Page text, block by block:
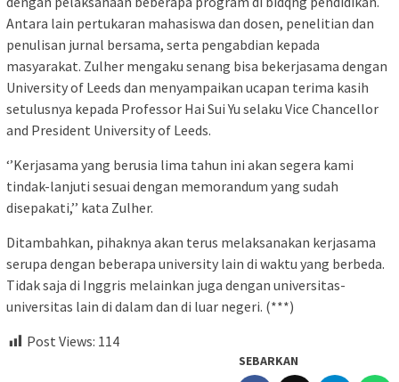
Antara lain pertukaran mahasiswa dan dosen, penelitian dan
penulisan jurnal bersama, serta pengabdian kepada
masyarakat. Zulher mengaku senang bisa bekerjasama dengan
University of Leeds dan menyampaikan ucapan terima kasih
setulusnya kepada Professor Hai Sui Yu selaku Vice Chancellor
and President University of Leeds.
‘’Kerjasama yang berusia lima tahun ini akan segera kami
tindak-lanjuti sesuai dengan memorandum yang sudah
disepakati,’’ kata Zulher.
Ditambahkan, pihaknya akan terus melaksanakan kerjasama
serupa dengan beberapa university lain di waktu yang berbeda.
Tidak saja di Inggris melainkan juga dengan universitas-
universitas lain di dalam dan di luar negeri. (***)
Post Views: 114
SEBARKAN